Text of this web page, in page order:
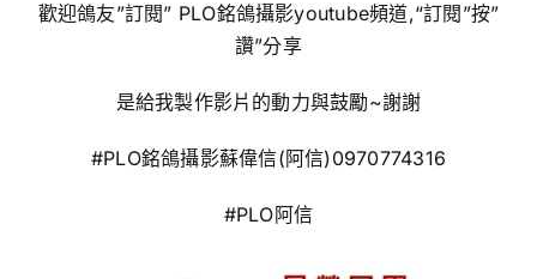
歡迎鴿友”訂閱” PLO銘鴿攝影youtube頻道,“訂閱”按”
讚”分享
是給我製作影片的動力與鼓勵~謝謝
#PLO銘鴿攝影蘇偉信(阿信)0970774316
#PLO阿信